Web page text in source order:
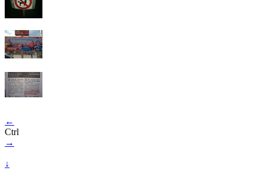
←
Ctrl
→
↓